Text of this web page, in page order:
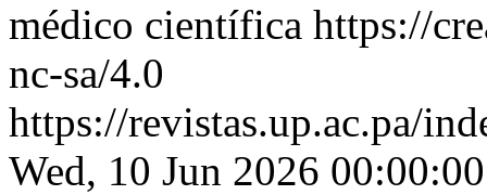
médico científica https://
nc-sa/4.0
https://revistas.up.ac.pa/
Wed, 10 Jun 2026